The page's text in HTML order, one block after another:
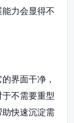
力会显得不
界面干净，
不需要重型
快速沉淀需